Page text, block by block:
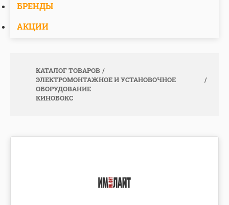
БРЕНДЫ
АКЦИИ
КАТАЛОГ ТОВАРОВ
ЭЛЕКТРОМОНТАЖНОЕ И УСТАНОВОЧНОЕ
ОБОРУДОВАНИЕ
КИНОБОКС